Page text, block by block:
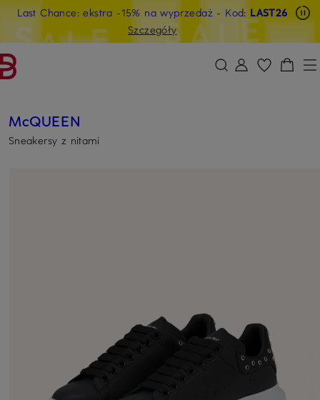
PRZEJDŹ DO GŁÓWNEJ TREŚCI PRZEJDŹ DO WYSZUKIWANIA
Last Chance: ekstra -15% na wyprzedaż - Kod: LAST26
Szczegóły
McQUEEN
Sneakersy z nitami